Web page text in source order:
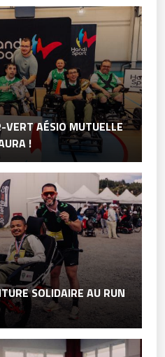
AÉSIO MUTUELLE
!
SOLIDAIRE AU RUN